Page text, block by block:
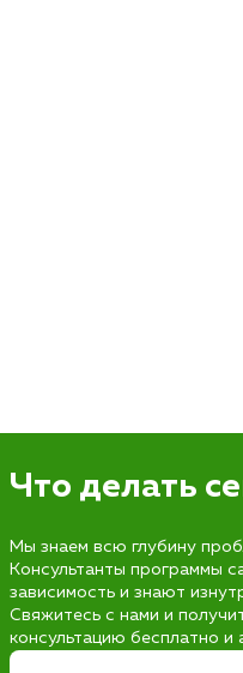
Что делать
Мы знаем всю глубину
Консультанты программы
зависимость и знают
Свяжитесь с нами и
консультацию бесплатно и